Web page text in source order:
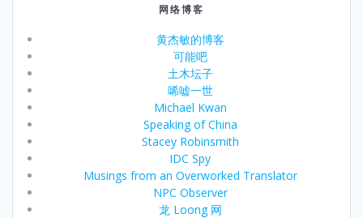
网络博客
黄杰敏的博客
可能吧
土木坛子
唏嘘一世
Michael Kwan
Speaking of China
Stacey Robinsmith
IDC Spy
Musings from an Overworked Translator
NPC Observer
龙 Loong 网